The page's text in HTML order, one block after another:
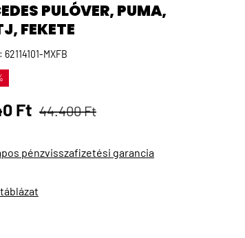
PULÓVER, PUMA,
FEKETE
62114101-MXFB
ár
Ft Normál ár
44.400 Ft
pénzvisszafizetési garancia